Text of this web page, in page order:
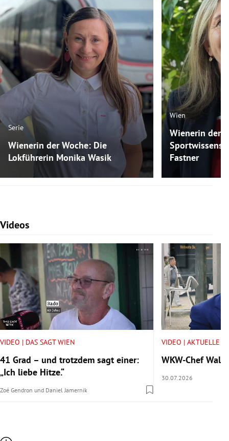
Serie
Wienerin der Woche: Die
Lokführerin Monika Wasik
Wien
Wienerin der
Fastner
Videos
Slide 1 von 7
VIDEO | DAS SAGT WIEN
41 Grad – und trotzdem sagt einer:
„Ich liebe Hitze.“
Zoé Gendron und Daniel Jamernik
VIDEO | AKTUELLE
WKW-Chef
30.07.2026